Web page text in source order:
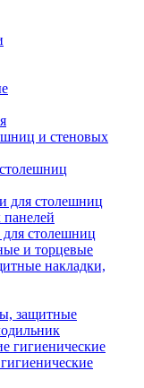
и стеновых
для столешниц
столешниц
и торцевые
накладки,
защитные
гигиенические